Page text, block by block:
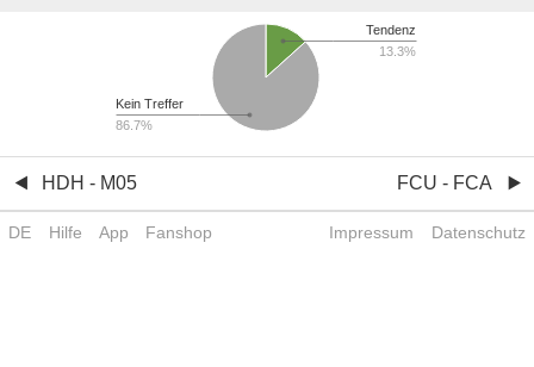
Tendenz
13.3%
Kein Treffer
86.7%
HDH - M05 FCU - FCA
DE Hilfe App Fanshop Impressum Datenschutz